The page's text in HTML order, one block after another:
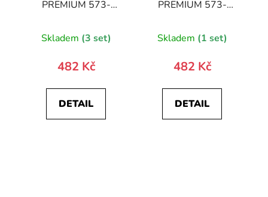
PREMIUM 573-
Skladem (3 set)
482 Kč
DETAIL
PREMIUM 573-
Skladem (1 set)
482 Kč
DETAIL